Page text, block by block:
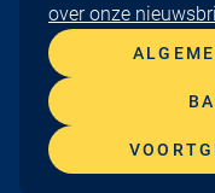
over onze